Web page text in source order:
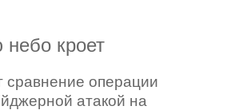
кроет
сравнение операции
атакой на